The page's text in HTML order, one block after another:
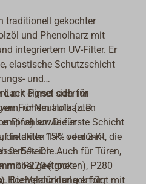
traditionell gekochter
und Phenolharz mit
integriertem UV-Filter. Er
elastische Schutzschicht
und
Lack eignet sich für
rohem Holz (z. B.
Pine) sowie für
intakten 1-K- oder 2-K-
Auch für Türen,
geeignet.
mit Pinsel oder im
Für Neuaufbauten
Die erste Schicht
die dritte 15 % verdünnt, die
0–5 %. Die
mit P220 (trocken), P280
Die Verdünnung erfolgt mit
Hochglanzklarlack für